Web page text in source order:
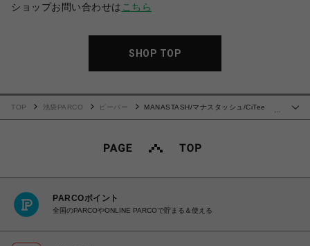
ショップお問い合わせは こちら
SHOP TOP
TOP 池袋PARCO ビーバー
MANASTASH/マナスタッシュ/CiTee
PARCOポイント
全国のPARCOやONLINE PARCOで貯まる＆使える